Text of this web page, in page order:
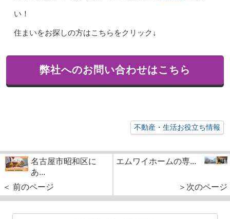
い！
住まいをお探しの方はこちらをクリック↓
弊社へのお問い合わせはこちら
不動産・生活お役立ち情報
名古屋市昭和区に
あ...
＜ 前のページ
エムワイホームの専...
＞次のページ